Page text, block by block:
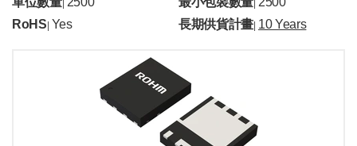
| |
RoHS Yes 長期供貨計畫 10 Years